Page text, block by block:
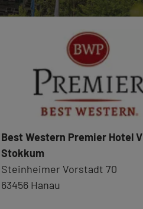
Best Western Premier Hotel
Stokkum
Steinheimer Vorstadt 70
63456 Hanau